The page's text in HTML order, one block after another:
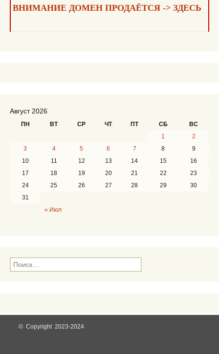
ВНИМАНИЕ ДОМЕН ПРОДАЁТСЯ -> ЗДЕСЬ
Август 2026
ПН ВТ СР ЧТ ПТ СБ ВС
« Июл
1
2
3
4 5 6 7 8
9
10
11 12 13 14 15
16
17
18 19 20 21 22
23
24
25 26 27 28 29
30
31
Н
а
:
© Copyright 2023-2024